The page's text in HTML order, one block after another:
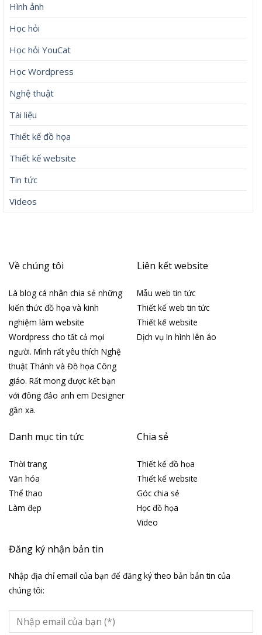
Hình ảnh
Học hỏi
Học hỏi YouCat
Học Wordpress
Nghệ thuật
Tài liệu
Thiết kế đồ họa
Thiết kế website
Tin tức
Videos
Về chúng tôi
Là blog cá nhân chia sẻ những
kiến thức đồ họa và kinh
nghiệm làm website
Wordpress cho tất cả mọi
người. Mình rất yêu thích Nghệ
thuật Thánh và Đồ họa Công
giáo. Rất mong được kết bạn
với đông đảo anh em Designer
gần xa.
Liên kết website
Mẫu web tin tức
Thiết kế web tin tức
Thiết kế website
Dịch vụ In hình lên áo
Danh mục tin tức
Thời trang
Văn hóa
Thể thao
Làm đẹp
Chia sẻ
Thiết kế đồ họa
Thiết kế website
Góc chia sẻ
Học đồ họa
Video
Đăng ký nhận bản tin
Nhập địa chỉ email của bạn để đăng ký theo bản bản tin của
chúng tôi: